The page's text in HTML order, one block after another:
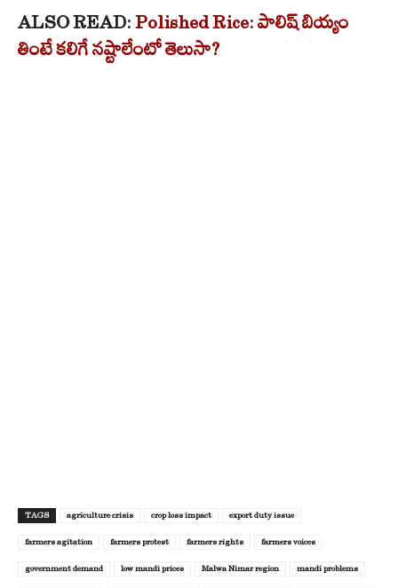
ALSO READ: Polished Rice: పాలిష్ బియ్యం
తింటే కలిగే నష్టాలేంటో తెలుసా?
TAGS agriculture crisis crop loss impact export duty issue
farmers agitation farmers protest farmers rights farmers voices
government demand low mandi prices Malwa Nimar region mandi problems